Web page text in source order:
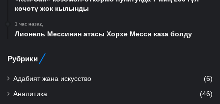
көчөтү жок кылынды
1 час назад
Лионель Мессинин атасы Хорхе Месси каза болду
Рубрики
Адабият жана искусство (6)
Аналитика (46)